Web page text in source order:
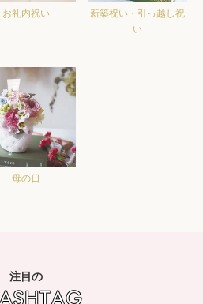
お礼内祝い
新築祝い・引っ越し祝
い
母の日
注目の